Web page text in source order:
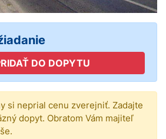
DO DOPYTU
si neprial cenu zverejniť. Zadajte
dopyt. Obratom Vám majiteľ